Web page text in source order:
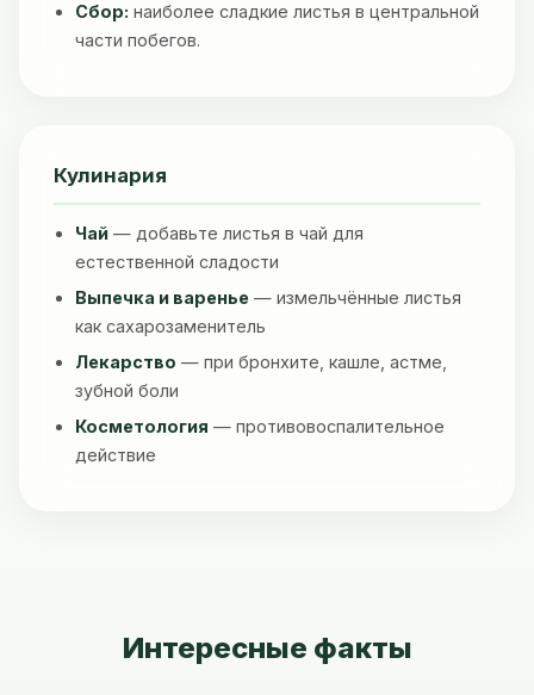
Сбор: наиболее сладкие листья в центральной
части побегов.
Кулинария
Чай — добавьте листья в чай для
естественной сладости
Выпечка и варенье — измельчённые листья
как сахарозаменитель
Лекарство — при бронхите, кашле, астме,
зубной боли
Косметология — противовоспалительное
действие
Интересные факты